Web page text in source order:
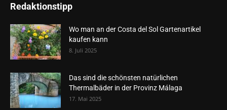
Redaktionstipp
Wo man an der Costa del Sol Gartenartikel
kaufen kann
8. Juli 2025
Das sind die schönsten natürlichen
Thermalbäder in der Provinz Málaga
17. Mai 2025